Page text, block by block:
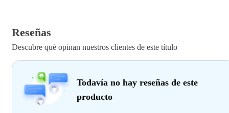
Reseñas
Descubre qué opinan nuestros clientes de este título
Todavía no hay reseñas de este
producto